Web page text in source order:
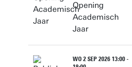
Opening
Academisch
Jaar
WO 2 SEP 2026 13:00 -